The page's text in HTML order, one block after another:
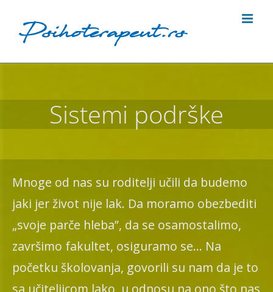
Sistemi podrške
Mnoge od nas su roditelji učili da budemo
jaki jer život nije lak. Da moramo obezbediti
„svoje parče hleba”, da se osamostalimo,
završimo fakultet, osiguramo se… Na
početku školovanja, govorili su nam da je to
sa učiteljicom lako, u odnosu na ono što nas